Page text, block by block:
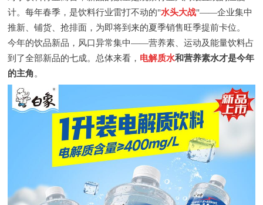
计。每年春季，是饮料行业雷打不动的"水头大战"——企业集中
推新、铺货、抢排面，为即将到来的夏季销售旺季提前卡位。
今年的饮品新品，风口异常集中——营养素、运动及能量饮料占
到了全部新品的七成。总体来看， 电解质水和营养素水才是今年
的主角 。